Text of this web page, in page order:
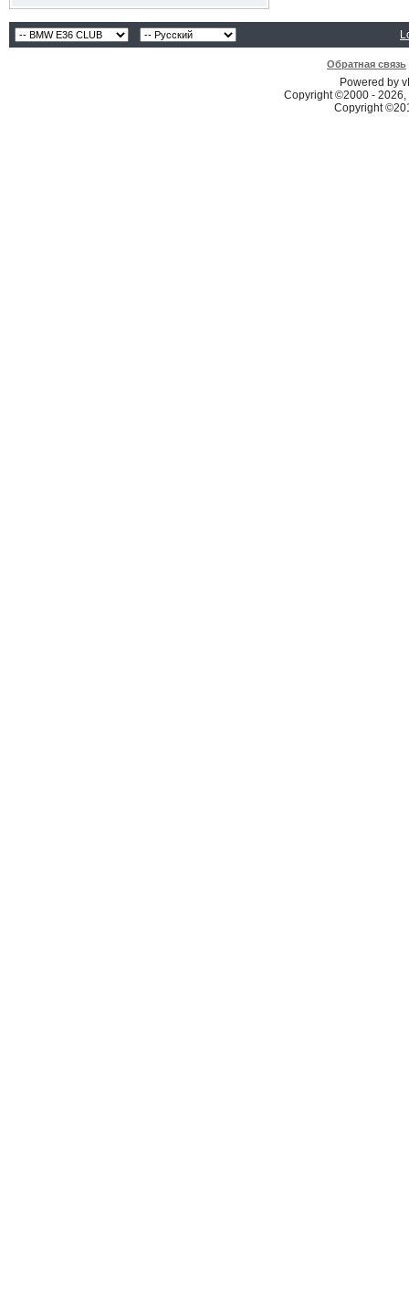
Обратная связь
Powered by
Copyright ©2000 -
Copyright